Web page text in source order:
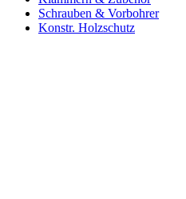
Schrauben & Vorbohrer
Konstr. Holzschutz